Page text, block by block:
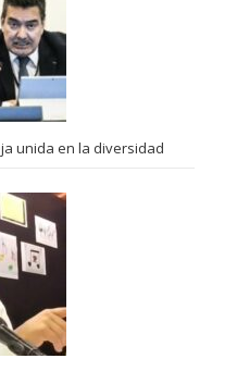
unida en la diversidad